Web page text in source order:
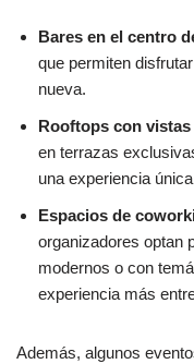
Bares en el centro
que permiten
nueva.
Rooftops con
en terrazas
una experiencia
Espacios de
organizadores optan
modernos o con
experiencia más
Además, algunos